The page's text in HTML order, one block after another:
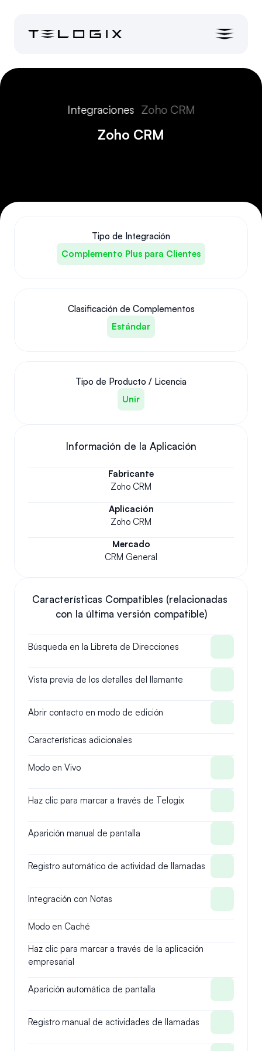
Integraciones Zoho CRM
Zoho CRM
Tipo de Integración
Complemento Plus para Clientes
Clasificación de Complementos
Estándar
Tipo de Producto / Licencia
Unir
Información de la Aplicación
Fabricante
Zoho CRM
Aplicación
Zoho CRM
Mercado
CRM General
Características Compatibles (relacionadas
con la última versión compatible)
Búsqueda en la Libreta de Direcciones
Vista previa de los detalles del llamante
Abrir contacto en modo de edición
Características adicionales
Modo en Vivo
Haz clic para marcar a través de Telogix
Aparición manual de pantalla
Registro automático de actividad de llamadas
Integración con Notas
Modo en Caché
Haz clic para marcar a través de la aplicación
empresarial
Aparición automática de pantalla
Registro manual de actividades de llamadas